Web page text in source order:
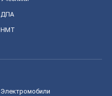
ДПА
НМТ
Электромобили